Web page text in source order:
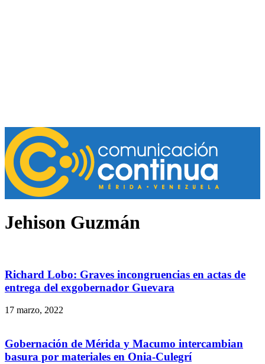
Jehison Guzmán
Richard Lobo: Graves incongruencias en actas de
entrega del exgobernador Guevara
17 marzo, 2022
Gobernación de Mérida y Macumo intercambian
basura por materiales en Onia-Culegrí